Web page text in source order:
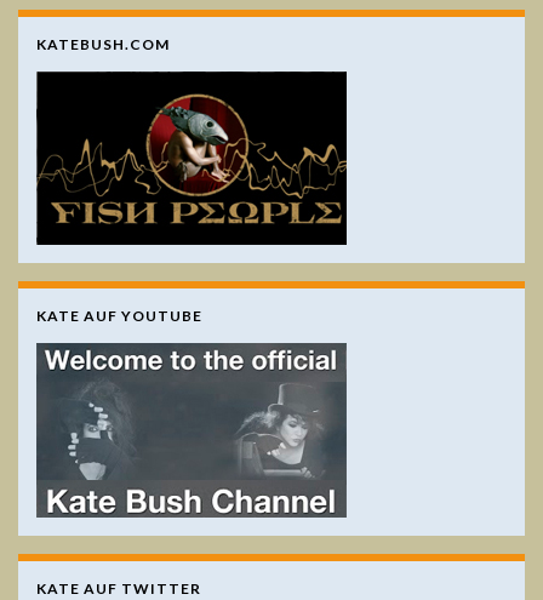
KATEBUSH.COM
KATE AUF YOUTUBE
KATE AUF TWITTER